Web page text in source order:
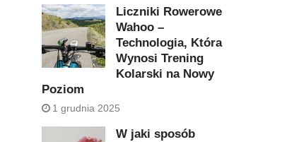
Liczniki Rowerowe
Wahoo –
Technologia, Która
Wynosi Trening
Kolarski na Nowy
Poziom
1 grudnia 2025
W jaki sposób